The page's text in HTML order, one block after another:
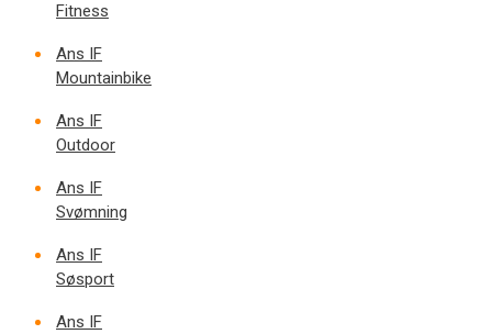
Fitness
Ans IF
Mountainbike
Ans IF
Outdoor
Ans IF
Svømning
Ans IF
Søsport
Ans IF